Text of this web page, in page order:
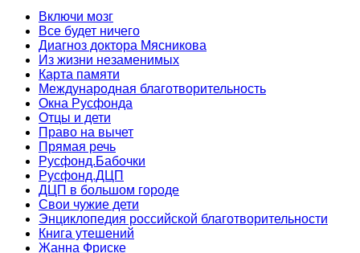
Включи мозг
Все будет ничего
Диагноз доктора Мясникова
Из жизни незаменимых
Карта памяти
Международная благотворительность
Окна Русфонда
Отцы и дети
Право на вычет
Прямая речь
Русфонд.Бабочки
Русфонд.ДЦП
ДЦП в большом городе
Свои чужие дети
Энциклопедия российской благотворительности
Книга утешений
Жанна Фриске